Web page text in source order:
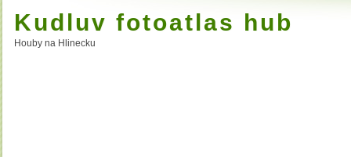
Kudluv fotoatlas hub
Houby na Hlinecku